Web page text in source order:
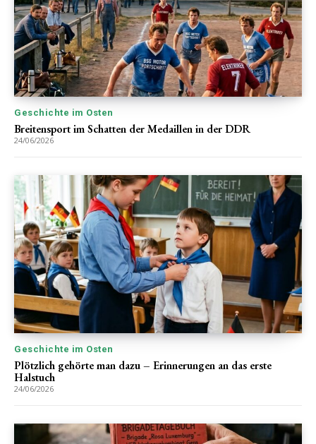
Geschichte im Osten
Breitensport im Schatten der Medaillen in der DDR
24/06/2026
Geschichte im Osten
Plötzlich gehörte man dazu – Erinnerungen an das erste
Halstuch
24/06/2026